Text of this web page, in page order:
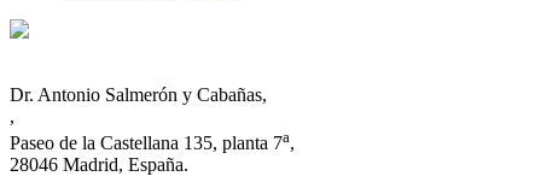
Dr. Antonio Salmerón y Cabañas,
,
Paseo de la Castellana 135, planta 7a,
28046 Madrid, España.